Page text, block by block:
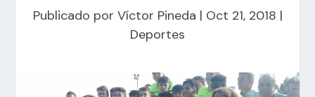
Publicado por Víctor Pineda | Oct 21, 2018 |
Deportes